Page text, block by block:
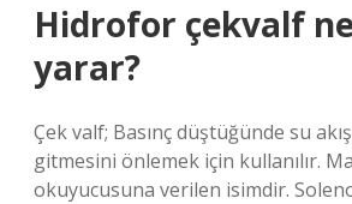
Hidrofor çekvalf
yarar?
Çek valf; Basınç düştüğünde su
gitmesini önlemek için kullanılır.
okuyucusuna verilen isimdir.